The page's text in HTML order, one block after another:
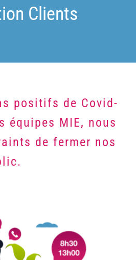
Clients
positifs de Covid-
équipes MIE, nous
de fermer nos